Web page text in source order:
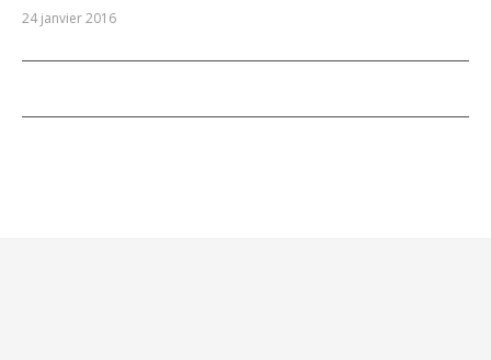
24 janvier 2016